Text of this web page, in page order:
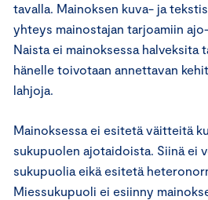
tavalla. Mainoksen kuva- ja
yhteys mainostajan tarjoamiin
Naista ei mainoksessa halveksita
hänelle toivotaan annettavan
lahjoja.
Mainoksessa ei esitetä väitteitä
sukupuolen ajotaidoista. Siinä ei
sukupuolia eikä esitetä
Miessukupuoli ei esiinny